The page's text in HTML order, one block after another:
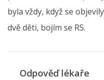
byla vždy, když se
dvě děti, bojím se RS.
Odpověď lékaře